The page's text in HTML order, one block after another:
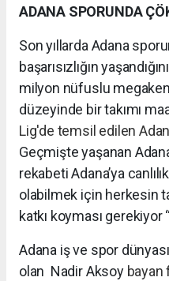
ADANA SPORUNDA
Son yıllarda Adana
başarısızlığın
milyon nüfuslu
düzeyinde bir takımı
Lig'de temsil edilen
Geçmişte yaşanan
rekabeti Adana’ya
olabilmek için herkesin
katkı koyması gerekiyor
Adana iş ve spor
olan Nadir Aksoy